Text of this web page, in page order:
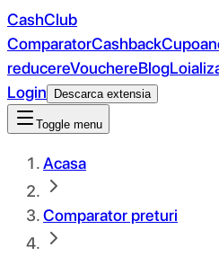
CashClub
ComparatorCashback
reducereVouchereBlog
Login
Descarca extensia
Toggle menu
Acasa
Comparator preturi